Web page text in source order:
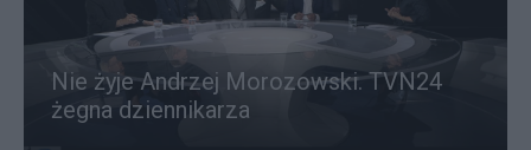
Nie żyje Andrzej Morozowski. TVN24
żegna dziennikarza